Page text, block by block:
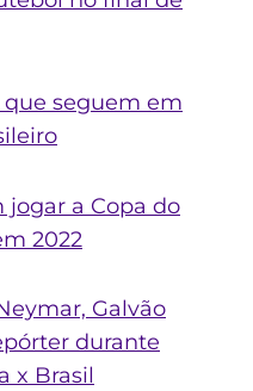
que seguem em
jogar a Copa do
2022
Galvão
durante
x Brasil